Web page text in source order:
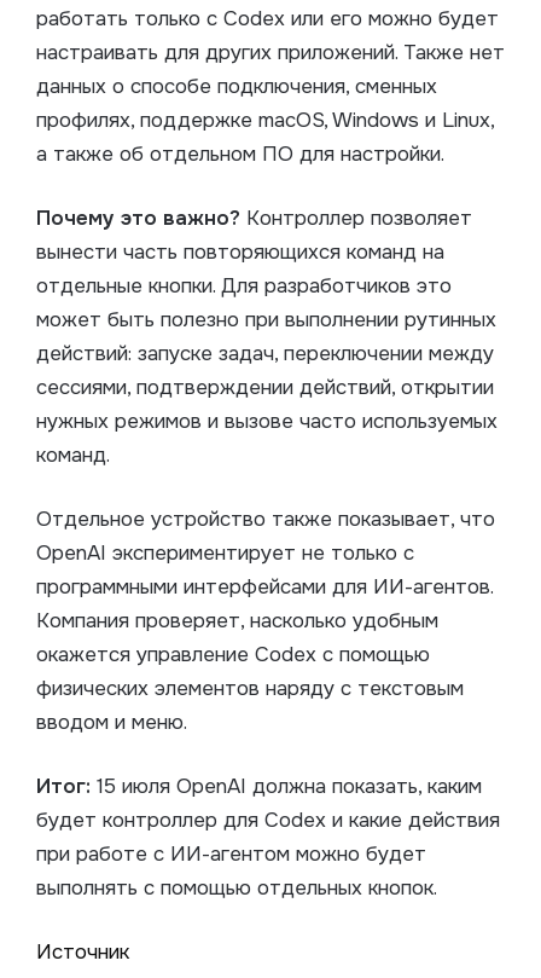
работать только с Codex или его можно будет
настраивать для других приложений. Также нет
данных о способе подключения, сменных
профилях, поддержке macOS, Windows и Linux,
а также об отдельном ПО для настройки.
Почему это важно? Контроллер позволяет
вынести часть повторяющихся команд на
отдельные кнопки. Для разработчиков это
может быть полезно при выполнении рутинных
действий: запуске задач, переключении между
сессиями, подтверждении действий, открытии
нужных режимов и вызове часто используемых
команд.
Отдельное устройство также показывает, что
OpenAI экспериментирует не только с
программными интерфейсами для ИИ-агентов.
Компания проверяет, насколько удобным
окажется управление Codex с помощью
физических элементов наряду с текстовым
вводом и меню.
Итог: 15 июля OpenAI должна показать, каким
будет контроллер для Codex и какие действия
при работе с ИИ-агентом можно будет
выполнять с помощью отдельных кнопок.
Источник